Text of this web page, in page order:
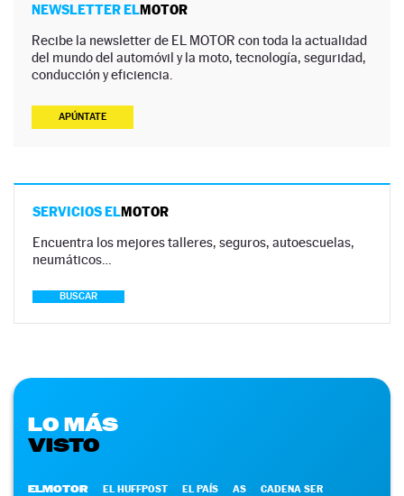
NEWSLETTER ELMOTOR
Recibe la newsletter de EL MOTOR con toda la actualidad
del mundo del automóvil y la moto, tecnología, seguridad,
conducción y eficiencia.
APÚNTATE
SERVICIOS ELMOTOR
Encuentra los mejores talleres, seguros, autoescuelas,
neumáticos…
BUSCAR
LO MÁS
VISTO
ELMOTOR EL HUFFPOST EL PAÍS AS CADENA SER